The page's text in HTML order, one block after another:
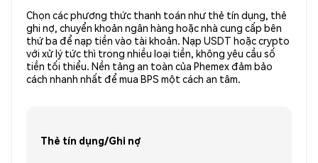
Chọn các phương thức thanh toán như thẻ tín dụng, thẻ
ghi nợ, chuyển khoản ngân hàng hoặc nhà cung cấp bên
thứ ba để nạp tiền vào tài khoản. Nạp USDT hoặc crypto
với xử lý tức thì trong nhiều loại tiền, không yêu cầu số
tiền tối thiểu. Nền tảng an toàn của Phemex đảm bảo
cách nhanh nhất để mua BPS một cách an tâm.
Thẻ tín dụng/Ghi nợ